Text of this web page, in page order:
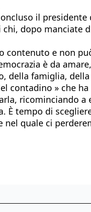
il presidente
dopo manciate
contenuto e non
è da
della famiglia,
contadino » che
ricominciando
È tempo di
nel quale ci